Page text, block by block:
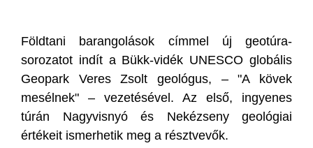
Földtani barangolások címmel új geotúra-
sorozatot indít a Bükk-vidék UNESCO globális
Geopark Veres Zsolt geológus, – "A kövek
mesélnek" – vezetésével. Az első, ingyenes
túrán Nagyvisnyó és Nekézseny geológiai
értékeit ismerhetik meg a résztvevők.